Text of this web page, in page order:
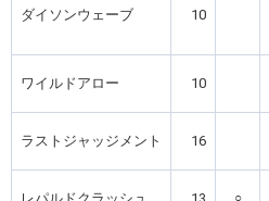
ダイソンウェーブ 10
ワイルドアロー 10
ラストジャッジメント 16
○